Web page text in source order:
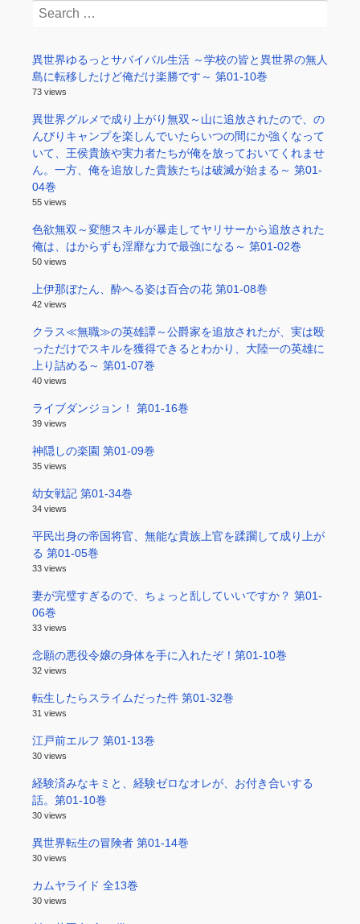
Search
異世界ゆるっとサバイバル生活 ～学校の皆と異世界の無人
島に転移したけど俺だけ楽勝です～ 第01-10巻
73 views
異世界グルメで成り上がり無双～山に追放されたので、の
んびりキャンプを楽しんでいたらいつの間にか強くなって
いて、王侯貴族や実力者たちが俺を放っておいてくれませ
ん。一方、俺を追放した貴族たちは破滅が始まる～ 第01-
04巻
55 views
色欲無双～変態スキルが暴走してヤリサーから追放された
俺は、はからずも淫靡な力で最強になる～ 第01-02巻
50 views
上伊那ぼたん、酔へる姿は百合の花 第01-08巻
42 views
クラス≪無職≫の英雄譚～公爵家を追放されたが、実は殴
っただけでスキルを獲得できるとわかり、大陸一の英雄に
上り詰める～ 第01-07巻
40 views
ライブダンジョン！ 第01-16巻
39 views
神隠しの楽園 第01-09巻
35 views
幼女戦記 第01-34巻
34 views
平民出身の帝国将官、無能な貴族上官を蹂躙して成り上が
る 第01-05巻
33 views
妻が完璧すぎるので、ちょっと乱していいですか？ 第01-
06巻
33 views
念願の悪役令嬢の身体を手に入れたぞ！第01-10巻
32 views
転生したらスライムだった件 第01-32巻
31 views
江戸前エルフ 第01-13巻
30 views
経験済みなキミと、経験ゼロなオレが、お付き合いする
話。第01-10巻
30 views
異世界転生の冒険者 第01-14巻
30 views
カムヤライド 全13巻
30 views